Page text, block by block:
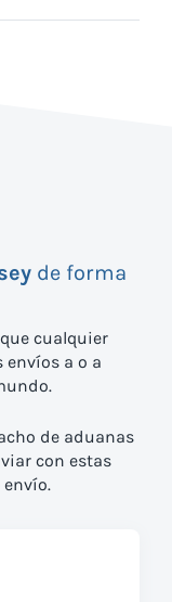
de forma
cualquier
envíos a o a
de aduanas
con estas